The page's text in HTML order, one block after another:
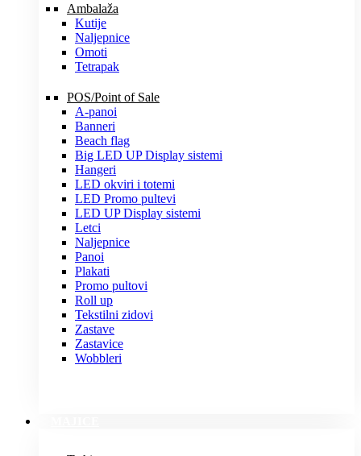
Ambalaža
Kutije
Naljepnice
Omoti
Tetrapak
POS/Point of Sale
A-panoi
Banneri
Beach flag
Big LED UP Display sistemi
Hangeri
LED okviri i totemi
LED Promo pultevi
LED UP Display sistemi
Letci
Naljepnice
Panoi
Plakati
Promo pultovi
Roll up
Tekstilni zidovi
Zastave
Zastavice
Wobbleri